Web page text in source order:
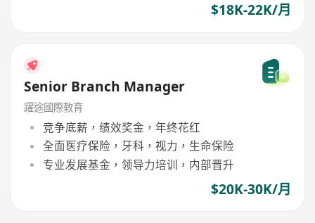
$18K-22K/月
Senior Branch Manager
躍途國際教育
竞争底薪，绩效奖金，年终花红
全面医疗保险，牙科，视力，生命保险
专业发展基金，领导力培训，内部晋升
$20K-30K/月